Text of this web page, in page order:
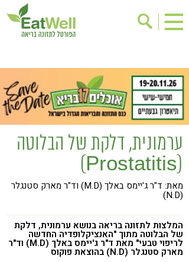
בישול בריא
אינדקס עסקים
ריפוי ומניעת מחלות
בריאות האישה
תוספי תזונה
מתכוני בריאות
אירועים
שינוי תזונתי
גישות בתזונה
דיאטה
ניקוי רעלים
מזונות על
ילדים
תזונה וספורט
הפרעות קשב & ריכוז
אכילה רגשית
רגישות לגלוטן
טעים להכיר
ערמונית, דלקת של הבלוטה
(Prostatitis)
מאת: ד"ר ג'יימס באלך (M.D) וד"ר מארק סטנגלר
(N.D)
המלצות לתזונה בריאה בנושא ערמונית, דלקת
של הבלוטה מתוך "האנציקלופדיה החדשה
לריפוי טבעי" מאת ד"ר ג'יימס באלך (M.D) וד"ר
מארק סטנגלר (N.D) בהוצאת פוקוס